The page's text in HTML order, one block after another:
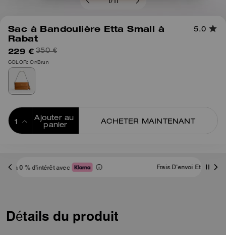
/
Sac à Bandoulière Etta Small à
Rabat
5.0
229 € 350 €
COLOR: Or/Brun
Ajouter au
panier
ACHETER MAINTENANT
Frais D'envoi Et De Retour Offerts
Détails du produit